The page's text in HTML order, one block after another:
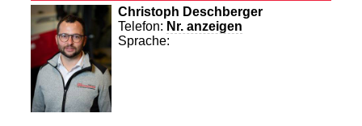
Christoph Deschberger
Telefon: Nr. anzeigen
Sprache: